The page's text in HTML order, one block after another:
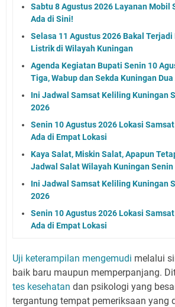
Sabtu 8 Agustus 2026 Layanan Mobil
Ada di Sini!
Selasa 11 Agustus 2026 Bakal
Listrik di Wilayah Kuningan
Agenda Kegiatan Bupati Senin 10
Tiga, Wabup dan Sekda Kuningan Dua
Ini Jadwal Samsat Keliling Kuningan
2026
Senin 10 Agustus 2026 Lokasi
Ada di Empat Lokasi
Kaya Salat, Miskin Salat, Apapun
Jadwal Salat Wilayah Kuningan
Ini Jadwal Samsat Keliling Kuningan
2026
Senin 10 Agustus 2026 Lokasi
Ada di Empat Lokasi
Uji keterampilan mengemudi melalui
baik baru maupun memperpanjang.
tes kesehatan dan psikologi yang
tergantung tempat pemeriksaan yang